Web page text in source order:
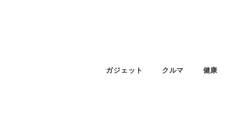
ガジェット クルマ 健康